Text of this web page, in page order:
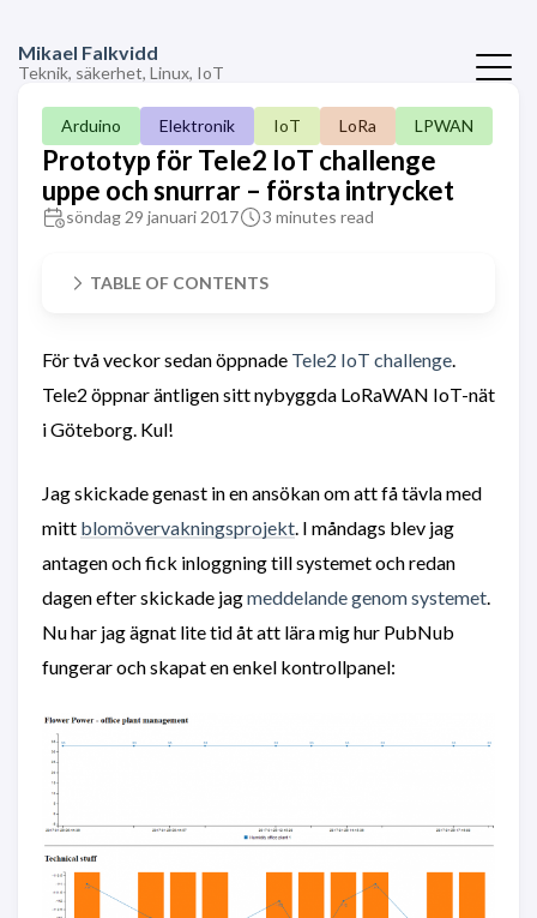
Mikael Falkvidd
Teknik, säkerhet, Linux, IoT
Arduino Elektronik IoT LoRa LPWAN
Prototyp för Tele2 IoT challenge
uppe och snurrar – första intrycket
söndag 29 januari 2017 3 minutes read
TABLE OF CONTENTS
För två veckor sedan öppnade Tele2 IoT challenge.
Tele2 öppnar äntligen sitt nybyggda LoRaWAN IoT-nät
i Göteborg. Kul!
Jag skickade genast in en ansökan om att få tävla med
mitt blomövervakningsprojekt. I måndags blev jag
antagen och fick inloggning till systemet och redan
dagen efter skickade jagmeddelande genom systemet.
Nu har jag ägnat lite tid åt att lära mig hur PubNub
fungerar och skapat en enkel kontrollpanel: